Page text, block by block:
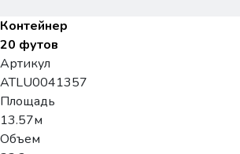
Контейнер
20 футов
Артикул
ATLU0041357
Площадь
13.57м
Объем